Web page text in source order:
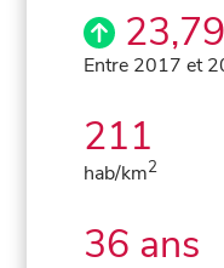
Entre 2017 et
211
hab/km2
36 ans